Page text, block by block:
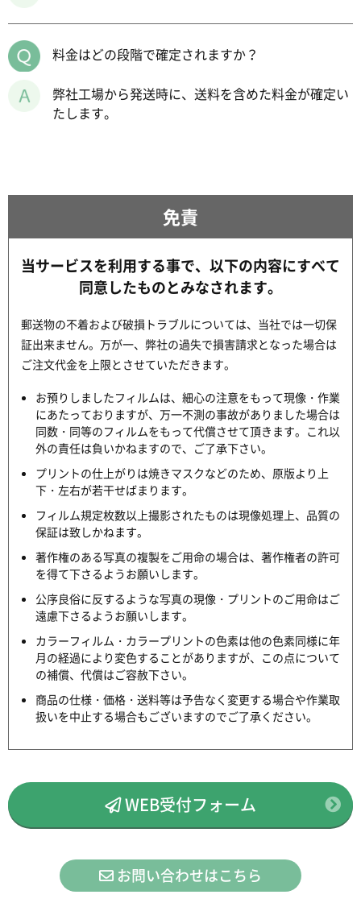
料金はどの段階で確定されますか？
弊社工場から発送時に、送料を含めた料金が確定い
たします。
免責
当サービスを利用する事で、以下の内容にすべて
同意したものとみなされます。
郵送物の不着および破損トラブルについては、当社では一切保
証出来ません。万が一、弊社の過失で損害請求となった場合は
ご注文代金を上限とさせていただきます。
お預りしましたフィルムは、細心の注意をもって現像・作業
にあたっておりますが、万一不測の事故がありました場合は
同数・同等のフィルムをもって代償させて頂きます。これ以
外の責任は負いかねますので、ご了承下さい。
プリントの仕上がりは焼きマスクなどのため、原版より上
下・左右が若干せばまります。
フィルム規定枚数以上撮影されたものは現像処理上、品質の
保証は致しかねます。
著作権のある写真の複製をご用命の場合は、著作権者の許可
を得て下さるようお願いします。
公序良俗に反するような写真の現像・プリントのご用命はご
遠慮下さるようお願いします。
カラーフィルム・カラープリントの色素は他の色素同様に年
月の経過により変色することがありますが、この点について
の補償、代償はご容赦下さい。
商品の仕様・価格・送料等は予告なく変更する場合や作業取
扱いを中止する場合もございますのでご了承ください。
WEB受付フォーム
お問い合わせはこちら